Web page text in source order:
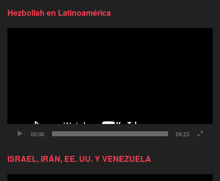
Hezbollah en Latinoamérica
00:00 04:23
ISRAEL, IRÁN, EE. UU. Y VENEZUELA